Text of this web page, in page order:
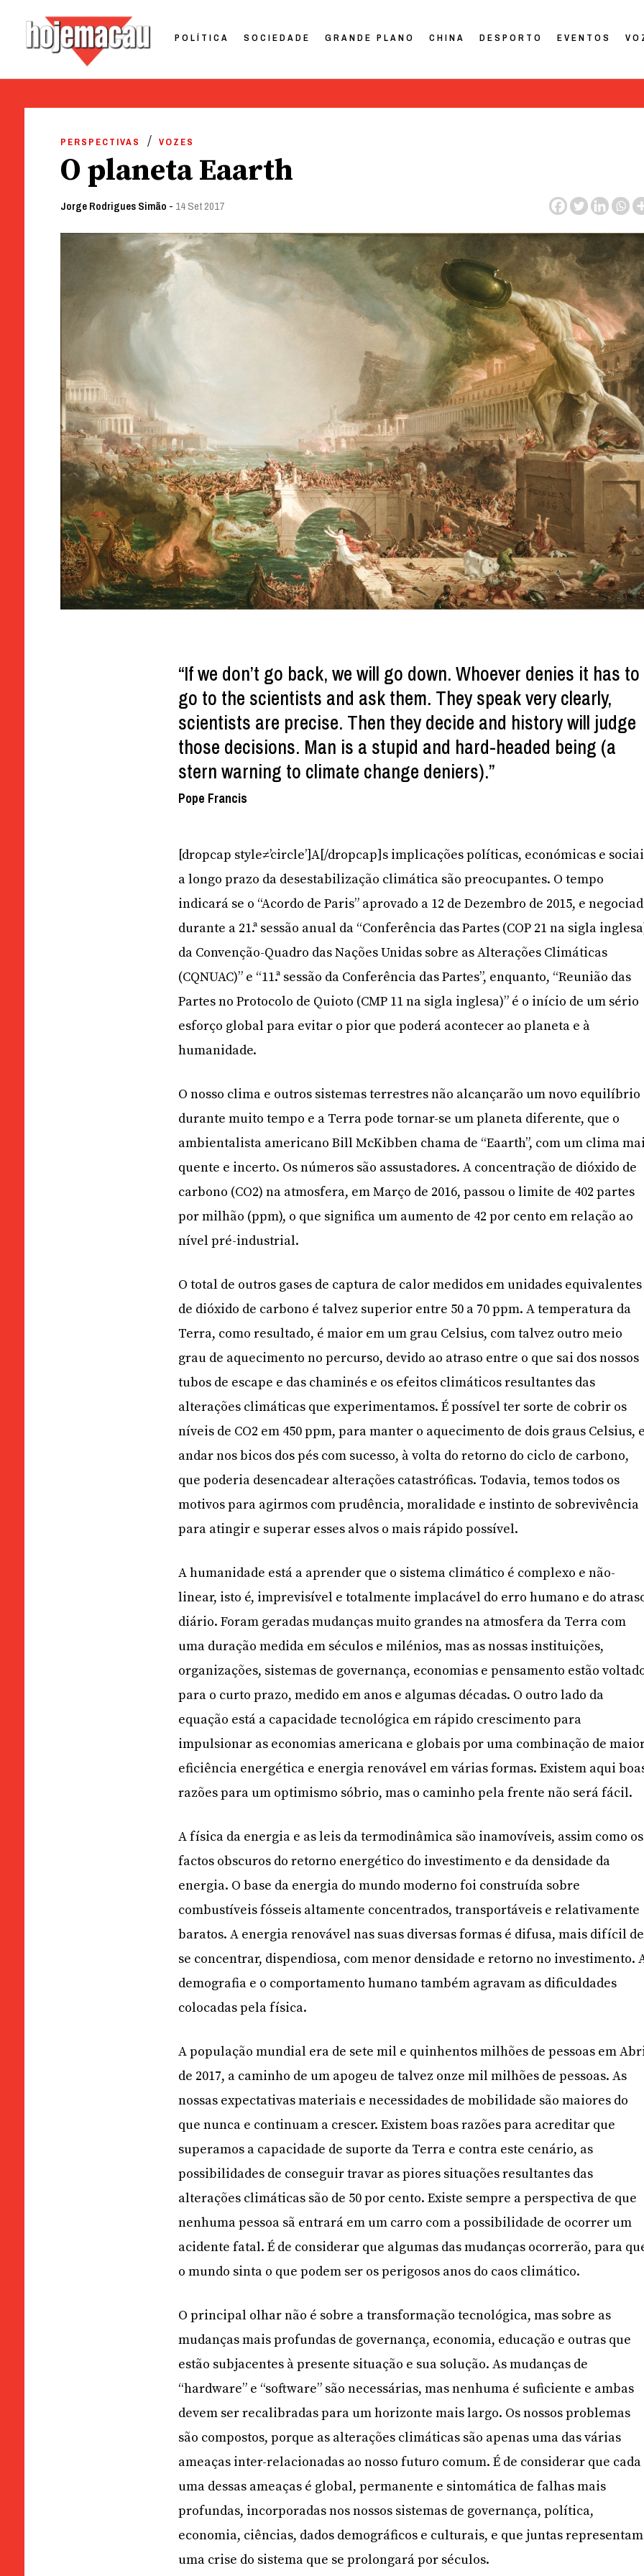
POLÍTICA SOCIEDADE GRANDE PLANO CHINA DESPORTO EVENTOS
PERSPECTIVAS VOZES
O planeta Eaarth
Jorge Rodrigues Simão - 14 Set 2017
“If we don’t go back, we will go down. Whoever denies it has to
go to the scientists and ask them. They speak very clearly,
scientists are precise. Then they decide and history will judge
those decisions. Man is a stupid and hard-headed being (a
stern warning to climate change deniers).”
Pope Francis
[dropcap style≠’circle’]A[/dropcap]s implicações políticas, económicas e
a longo prazo da desestabilização climática são preocupantes. O tempo
indicará se o “Acordo de Paris” aprovado a 12 de Dezembro de 2015, e
durante a 21.ª sessão anual da “Conferência das Partes (COP 21 na sigla
da Convenção-Quadro das Nações Unidas sobre as Alterações Climáticas
(CQNUAC)” e “11.ª sessão da Conferência das Partes”, enquanto, “Reunião das
Partes no Protocolo de Quioto (CMP 11 na sigla inglesa)” é o início de um sério
esforço global para evitar o pior que poderá acontecer ao planeta e à
humanidade.
O nosso clima e outros sistemas terrestres não alcançarão um novo equilíbrio
durante muito tempo e a Terra pode tornar-se um planeta diferente, que o
ambientalista americano Bill McKibben chama de “Eaarth”, com um clima
quente e incerto. Os números são assustadores. A concentração de dióxido de
carbono (CO2) na atmosfera, em Março de 2016, passou o limite de 402 partes
por milhão (ppm), o que significa um aumento de 42 por cento em relação ao
nível pré-industrial.
O total de outros gases de captura de calor medidos em unidades equivalentes
de dióxido de carbono é talvez superior entre 50 a 70 ppm. A temperatura da
Terra, como resultado, é maior em um grau Celsius, com talvez outro meio
grau de aquecimento no percurso, devido ao atraso entre o que sai dos nossos
tubos de escape e das chaminés e os efeitos climáticos resultantes das
alterações climáticas que experimentamos. É possível ter sorte de cobrir os
níveis de CO2 em 450 ppm, para manter o aquecimento de dois graus Celsius,
andar nos bicos dos pés com sucesso, à volta do retorno do ciclo de carbono,
que poderia desencadear alterações catastróficas. Todavia, temos todos os
motivos para agirmos com prudência, moralidade e instinto de sobrevivência
para atingir e superar esses alvos o mais rápido possível.
A humanidade está a aprender que o sistema climático é complexo e não-
linear, isto é, imprevisível e totalmente implacável do erro humano e do
diário. Foram geradas mudanças muito grandes na atmosfera da Terra com
uma duração medida em séculos e milénios, mas as nossas instituições,
organizações, sistemas de governança, economias e pensamento estão
para o curto prazo, medido em anos e algumas décadas. O outro lado da
equação está a capacidade tecnológica em rápido crescimento para
impulsionar as economias americana e globais por uma combinação de
eficiência energética e energia renovável em várias formas. Existem aqui
razões para um optimismo sóbrio, mas o caminho pela frente não será fácil.
A física da energia e as leis da termodinâmica são inamovíveis, assim como os
factos obscuros do retorno energético do investimento e da densidade da
energia. O base da energia do mundo moderno foi construída sobre
combustíveis fósseis altamente concentrados, transportáveis e relativamente
baratos. A energia renovável nas suas diversas formas é difusa, mais difícil de
se concentrar, dispendiosa, com menor densidade e retorno no investimento.
demografia e o comportamento humano também agravam as dificuldades
colocadas pela física.
A população mundial era de sete mil e quinhentos milhões de pessoas em
de 2017, a caminho de um apogeu de talvez onze mil milhões de pessoas. As
nossas expectativas materiais e necessidades de mobilidade são maiores do
que nunca e continuam a crescer. Existem boas razões para acreditar que
superamos a capacidade de suporte da Terra e contra este cenário, as
possibilidades de conseguir travar as piores situações resultantes das
alterações climáticas são de 50 por cento. Existe sempre a perspectiva de que
nenhuma pessoa sã entrará em um carro com a possibilidade de ocorrer um
acidente fatal. É de considerar que algumas das mudanças ocorrerão, para
o mundo sinta o que podem ser os perigosos anos do caos climático.
O principal olhar não é sobre a transformação tecnológica, mas sobre as
mudanças mais profundas de governança, economia, educação e outras que
estão subjacentes à presente situação e sua solução. As mudanças de
“hardware” e “software” são necessárias, mas nenhuma é suficiente e ambas
devem ser recalibradas para um horizonte mais largo. Os nossos problemas
são compostos, porque as alterações climáticas são apenas uma das várias
ameaças inter-relacionadas ao nosso futuro comum. É de considerar que cada
uma dessas ameaças é global, permanente e sintomática de falhas mais
profundas, incorporadas nos nossos sistemas de governança, política,
economia, ciências, dados demográficos e culturais, e que juntas representam
uma crise do sistema que se prolongará por séculos.